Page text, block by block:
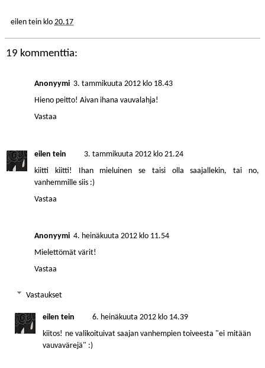
eilen tein klo 20.17
19 kommenttia:
Anonyymi 3. tammikuuta 2012 klo 18.43
Hieno peitto! Aivan ihana vauvalahja!
Vastaa
eilen tein
3. tammikuuta 2012 klo 21.24
kiitti kiitti! Ihan mieluinen se taisi olla saajallekin, tai no,
vanhemmille siis :)
Vastaa
Anonyymi 4. heinäkuuta 2012 klo 11.54
Mielettömät värit!
Vastaa
Vastaukset
eilen tein
6. heinäkuuta 2012 klo 14.39
kiitos! ne valikoituivat saajan vanhempien toiveesta "ei mitään
vauvavärejä" :)